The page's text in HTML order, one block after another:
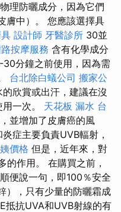
理防曬成分，因為它們
膚中）。 您應該選擇具
設計師 牙醫診所 30並
按摩服務 含有化學成分
分鐘之前使用，因為需
台北除白蟻公司 搬家公
欣賞或出汗，建議在沒
一次。 天花板 漏水 台
並增加了皮膚癌的風
症主要負責UVB輻射，
價格 但是，近年來，對
的作用。 在購買之前，
便說一句，即100％安全
），只有少量的防曬霜成
抵抗UVA和UVB射線的有